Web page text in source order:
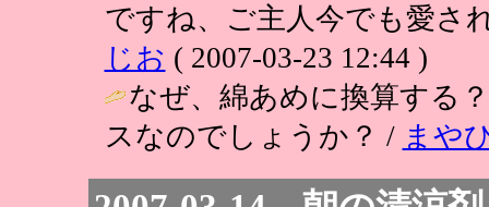
ですね、ご主人今でも愛
じお ( 2007-03-23 12:44 )
なぜ、綿あめに換算する
スなのでしょうか？ / まや